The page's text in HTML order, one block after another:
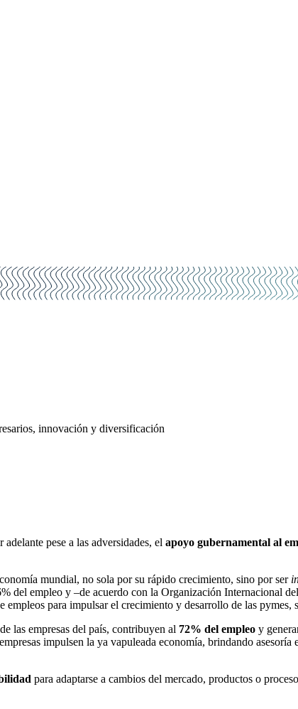
innovación y diversificación
pese a las adversidades, el apoyo gubernamental al
mundial, no sola por su rápido crecimiento, sino por ser
del empleo y –de acuerdo con la Organización
para impulsar el crecimiento y desarrollo de las pymes,
las empresas del país, contribuyen al 72% del empleo y
impulsen la ya vapuleada economía, brindando
para adaptarse a cambios del mercado, productos o